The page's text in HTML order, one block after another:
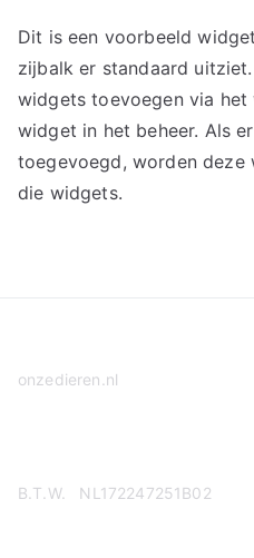
Dit is een voorbeeld
zijbalk er standaard
widgets toevoegen via het
widget in het beheer. Als
toegevoegd, worden deze
die widgets.
onzedieren.nl
B.T.W. NL172247251B02